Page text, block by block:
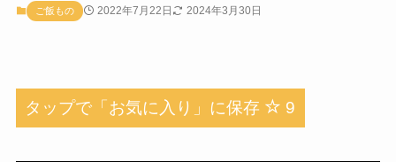
ご飯もの 2022年7月22日 2024年3月30日
タップで「お気に入り」に保存 9